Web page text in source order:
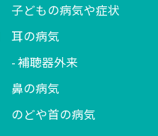
子どもの病気や症状
耳の病気
補聴器外来
鼻の病気
のどや首の病気